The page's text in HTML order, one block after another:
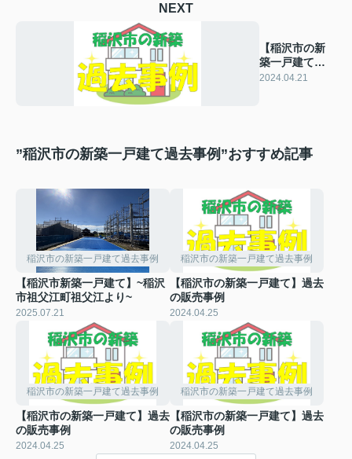
NEXT
【稲沢市の新
築一戸建て】
過去の販売事
2024.04.21
”稲沢市の新築一戸建て過去事例”おすすめ記事
稲沢市の新築一戸建て過去事例
【稲沢市新築一戸建て】~稲沢
市祖父江町祖父江より~
2025.07.21
稲沢市の新築一戸建て過去事例
【稲沢市の新築一戸建て】過去
の販売事例
2024.04.25
稲沢市の新築一戸建て過去事例
【稲沢市の新築一戸建て】過去
の販売事例
2024.04.25
稲沢市の新築一戸建て過去事例
【稲沢市の新築一戸建て】過去
の販売事例
2024.04.25